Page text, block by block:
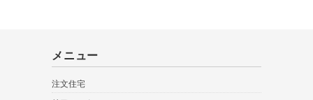
メニュー
注文住宅